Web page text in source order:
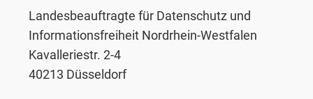
Landesbeauftragte für Datenschutz und
Informationsfreiheit Nordrhein-Westfalen
Kavalleriestr. 2-4
40213 Düsseldorf